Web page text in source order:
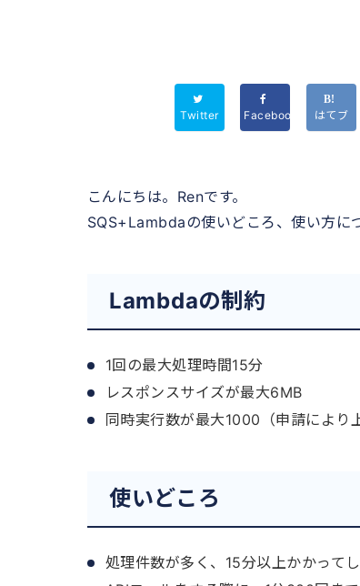
Twitter Facebook はてブ
こんにちは。Renです。
SQS+Lambdaの使いどころ、使い方に
Lambdaの制約
1回の最大処理時間15分
レスポンスサイズが最大6MB
同時実行数が最大1000（申請により
使いどころ
処理件数が多く、15分以上かかって